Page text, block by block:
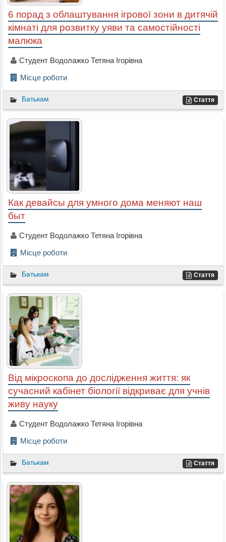
6 порад з облаштування ігрової зони в дитячій
кімнаті для розвитку уяви та самостійності
малюка
Студент Водолажко Тетяна Ігорівна
Місце роботи
Батькам Стаття
Как девайсы для умного дома меняют наш
быт
Студент Водолажко Тетяна Ігорівна
Місце роботи
Батькам Стаття
Від мікроскопа до дослідження життя: як
сучасний кабінет біології відкриває для учнів
живу науку
Студент Водолажко Тетяна Ігорівна
Місце роботи
Батькам Стаття